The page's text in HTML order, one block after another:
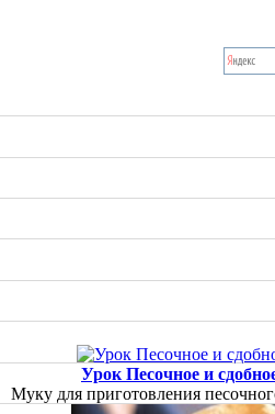
Урок Песочное и
Муку для приготовления